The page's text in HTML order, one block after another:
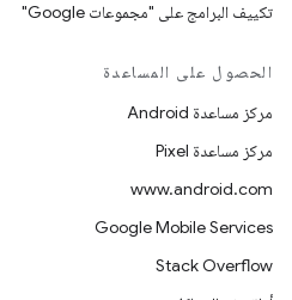
تكييف البرامج على "مجموعات Google"
الحصول على المساعدة
مركز مساعدة Android
مركز مساعدة Pixel
www.android.com
Google Mobile Services
Stack Overflow